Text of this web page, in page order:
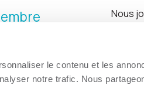
le contenu et les
notre trafic. Nous
Nous